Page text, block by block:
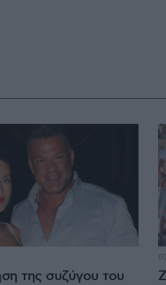
της συζύγου του